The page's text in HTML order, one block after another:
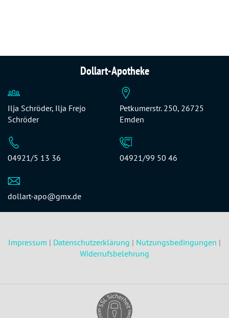
Dollart-Apotheke
Ilja Schröder, Ilja Frejo
Schröder
Petkumerstr. 250, 26725
Emden
04921/5 13 36 04921/99 50 46
dollart-apo@gmx.de
Impressum | Datenschutzerklärung | Nutzungsbedingungen |
Widerrufsbelehrung